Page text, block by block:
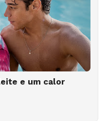
e um calor